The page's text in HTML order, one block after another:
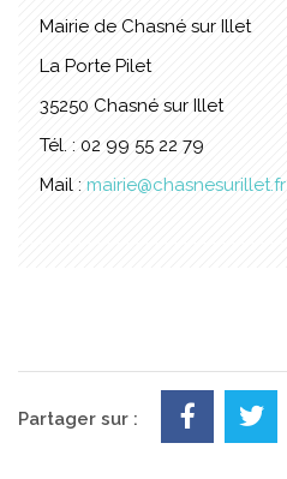
Mairie de Chasné sur Illet
La Porte Pilet
35250 Chasné sur Illet
Tél. : 02 99 55 22 79
Mail : mairie@chasnesurillet.fr
Partager sur :